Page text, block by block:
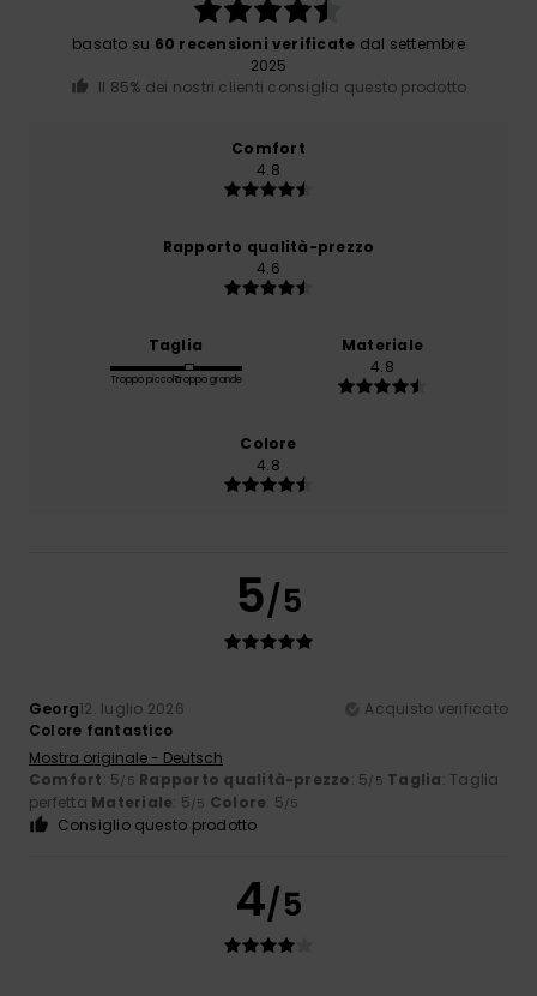
basato su 60 recensioni verificate dal settembre
2025
Il 85% dei nostri clienti consiglia questo prodotto
Comfort
4.8
Rapporto qualità-prezzo
4.6
Taglia
Troppo piccoloTroppo grande
Materiale
4.8
Colore
4.8
5/5
Georg12. luglio 2026
Acquisto verificato
Colore fantastico
Mostra originale - Deutsch
Comfort: 5/5 Rapporto qualità-prezzo: 5/5 Taglia: Taglia
perfetta Materiale: 5/5 Colore: 5/5
Consiglio questo prodotto
4/5